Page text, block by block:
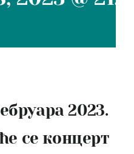
2023.
се концерт